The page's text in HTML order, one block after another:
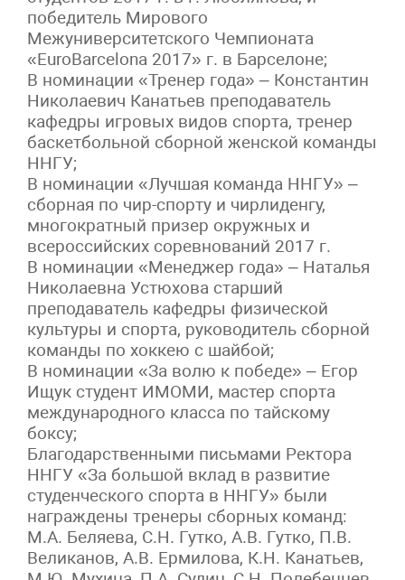
победитель Мирового
Межуниверситетского Чемпионата
«EuroBarcelona 2017» г. в Барселоне;
В номинации «Тренер года» – Константин
Николаевич Канатьев преподаватель
кафедры игровых видов спорта, тренер
баскетбольной сборной женской команды
ННГУ;
В номинации «Лучшая команда ННГУ» –
сборная по чир-спорту и чирлиденгу,
многократный призер окружных и
всероссийских соревнований 2017 г.
В номинации «Менеджер года» – Наталья
Николаевна Устюхова старший
преподаватель кафедры физической
культуры и спорта, руководитель сборной
команды по хоккею с шайбой;
В номинации «За волю к победе» – Егор
Ищук студент ИМОМИ, мастер спорта
международного класса по тайскому
боксу;
Благодарственными письмами Ректора
ННГУ «За большой вклад в развитие
студенческого спорта в ННГУ» были
награждены тренеры сборных команд:
М.А. Беляева, С.Н. Гутко, А.В. Гутко, П.В.
Великанов, А.В. Ермилова, К.Н. Канатьев,